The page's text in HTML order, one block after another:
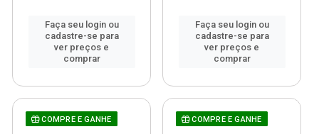
Faça seu login ou
cadastre-se para
ver preços e
comprar
Faça seu login ou
cadastre-se para
ver preços e
comprar
COMPRE E GANHE COMPRE E GANHE